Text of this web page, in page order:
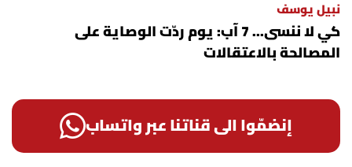
نبيل يوسف
كي لا ننسى... 7 آب: يوم ردّت الوصاية على
المصالحة بالاعتقالات
إنضمّوا الى قناتنا عبر واتساب